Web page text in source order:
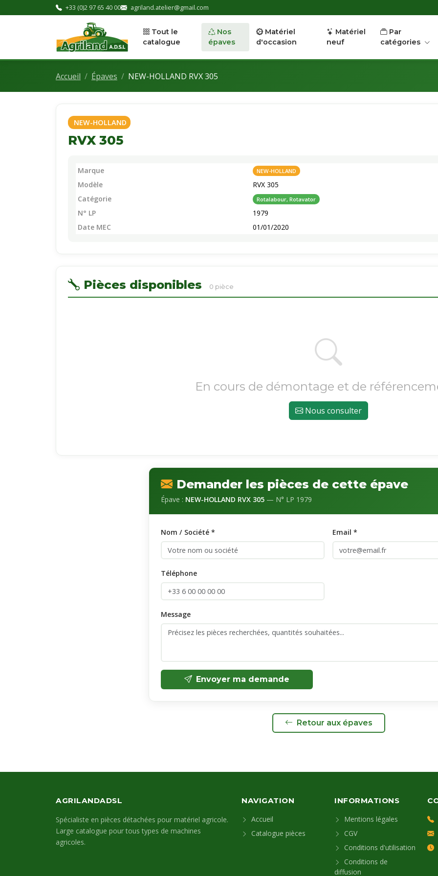
+33 (0)2 97 65 40 00 agriland.atelier@gmail.com
Tout le
catalogue
Nos
épaves
Matériel
d'occasion
Matériel
neuf
Par
catégories
Accueil Épaves NEW-HOLLAND RVX 305
NEW-HOLLAND
RVX 305
Marque NEW-HOLLAND
Modèle
RVX 305
Catégorie
Rotalabour, Rotavator
N° LP
1979
Date MEC
01/01/2020
Pièces disponibles 0 pièce
En cours de démontage et de
Nous consulter
Demander les pièces de cette épave
Épave : NEW-HOLLAND RVX 305 — N° LP 1979
Nom / Société * Email *
Téléphone
Message
Envoyer ma demande
Retour aux épaves
AGRILANDADSL
Spécialiste en pièces détachées pour matériel agricole.
Large catalogue pour tous types de machines
agricoles.
NAVIGATION
Accueil
Catalogue pièces
INFORMATIONS
Mentions légales
CGV
Conditions d'utilisation
Conditions de
diffusion